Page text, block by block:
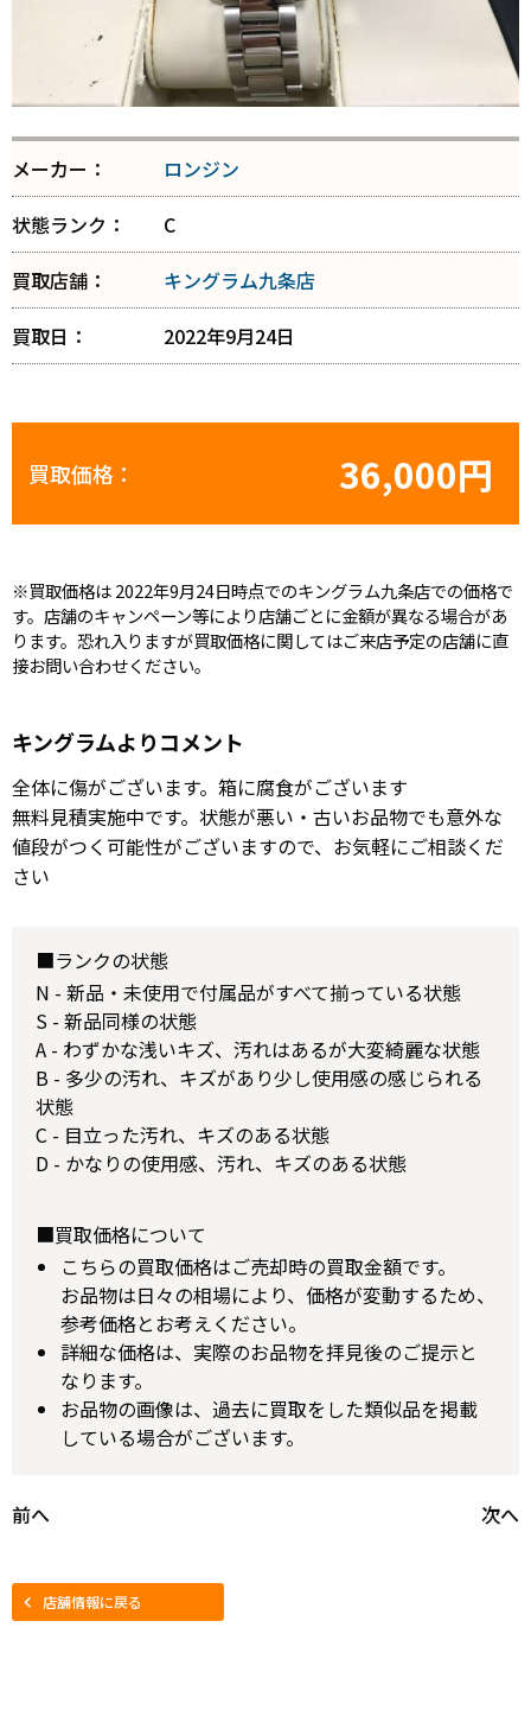
メーカー：
ロンジン
状態ランク：
C
買取店舗：
キングラム九条店
買取日：
2022年9月24日
買取価格： 36,000円
※買取価格は 2022年9月24日時点でのキングラム九条店での価格で
す。店舗のキャンペーン等により店舗ごとに金額が異なる場合があ
ります。恐れ入りますが買取価格に関してはご来店予定の店舗に直
接お問い合わせください。
キングラムよりコメント
全体に傷がございます。箱に腐食がございます
無料見積実施中です。状態が悪い・古いお品物でも意外な
値段がつく可能性がございますので、お気軽にご相談くだ
さい
■ランクの状態
N - 新品・未使用で付属品がすべて揃っている状態
S - 新品同様の状態
A - わずかな浅いキズ、汚れはあるが大変綺麗な状態
B - 多少の汚れ、キズがあり少し使用感の感じられる
状態
C - 目立った汚れ、キズのある状態
D - かなりの使用感、汚れ、キズのある状態
■買取価格について
こちらの買取価格はご売却時の買取金額です。
お品物は日々の相場により、価格が変動するため、
参考価格とお考えください。
詳細な価格は、実際のお品物を拝見後のご提示と
なります。
お品物の画像は、過去に買取をした類似品を掲載
している場合がございます。
前へ 次へ
店舗情報に戻る